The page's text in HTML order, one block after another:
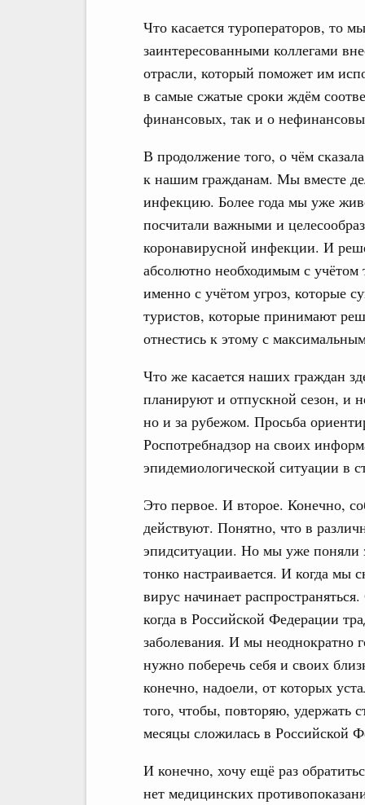
Что касается туроператоров, то
заинтересованными коллегами
отрасли, который поможет им
в самые сжатые сроки ждём
финансовых, так и о
В продолжение того, о чём
к нашим гражданам. Мы вместе
инфекцию. Более года мы уже
посчитали важными и
коронавирусной инфекции. И
абсолютно необходимым с
именно с учётом угроз, которые
туристов, которые принимают
отнестись к этому с
Что же касается наших граждан
планируют и отпускной сезон, и
но и за рубежом. Просьба
Роспотребнадзор на своих
эпидемиологической ситуации в
Это первое. И второе. Конечно,
действуют. Понятно, что в
эпидситуации. Но мы уже поняли
тонко настраивается. И когда мы
вирус начинает
когда в Российской Федерации
заболевания. И мы неоднократно
нужно поберечь себя и своих
конечно, надоели, от которых
того, чтобы, повторяю, удержать
месяцы сложилась в Российской
И конечно, хочу ещё раз
нет медицинских